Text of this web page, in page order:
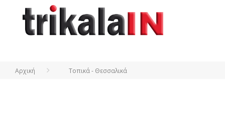
Αρχική Τοπικά - Θεσσαλικά